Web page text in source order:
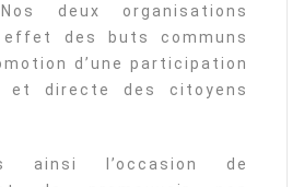
deux organisations
des buts communs
d’une participation
et directe des citoyens
ainsi l’occasion de